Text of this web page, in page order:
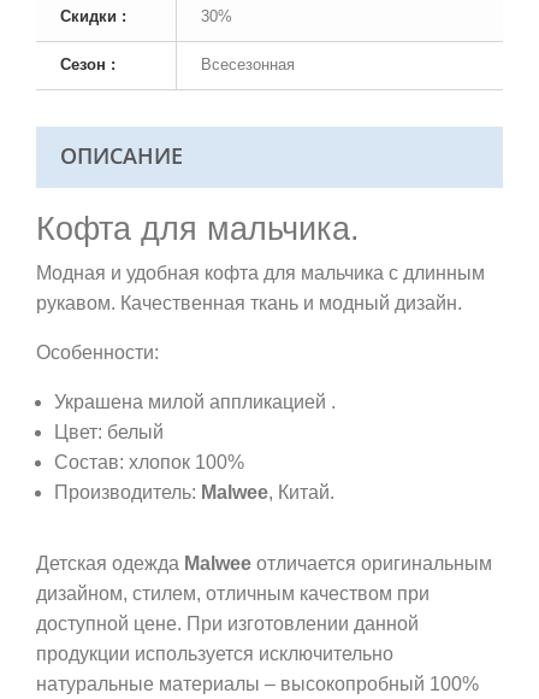
Скидки : 30%
Сезон : Всесезонная
ОПИСАНИЕ
Кофта для мальчика.
Модная и удобная кофта для мальчика с длинным
рукавом. Качественная ткань и модный дизайн.
Особенности:
Украшена милой аппликацией .
Цвет: белый
Состав: хлопок 100%
Производитель: Malwee, Китай.
Детская одежда Malwee отличается оригинальным
дизайном, стилем, отличным качеством при
доступной цене. При изготовлении данной
продукции используется исключительно
натуральные материалы – высокопробный 100%